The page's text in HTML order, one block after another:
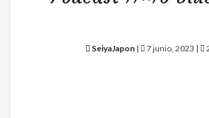
SeiyaJapon | 7 junio, 2023 |